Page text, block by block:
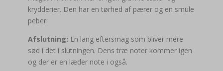
krydderier. Den har en tørhed af pærer og en smule
peber.
Afslutning: En lang eftersmag som bliver mere
sød i det i slutningen. Dens træ noter kommer igen
og der er en læder note i også.